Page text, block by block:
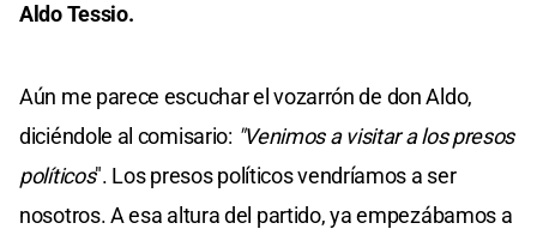
Aldo Tessio.
Aún me parece escuchar el vozarrón de don Aldo,
diciéndole al comisario: "Venimos a visitar a los presos
políticos". Los presos políticos vendríamos a ser
nosotros. A esa altura del partido, ya empezábamos a